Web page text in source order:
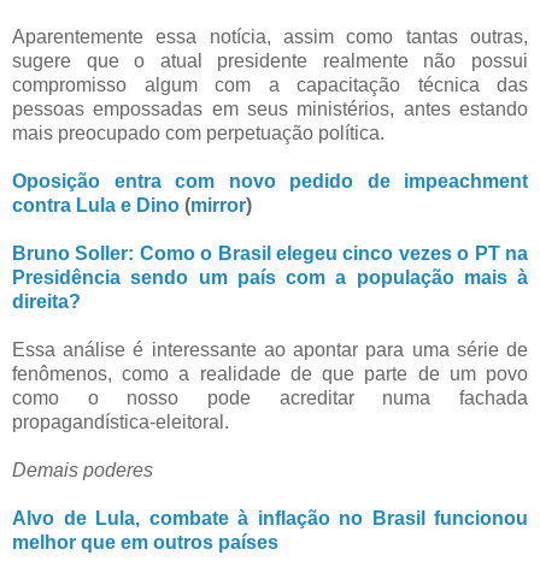
Aparentemente essa notícia, assim como tantas outras,
sugere que o atual presidente realmente não possui
compromisso algum com a capacitação técnica das
pessoas empossadas em seus ministérios, antes estando
mais preocupado com perpetuação política.
Oposição entra com novo pedido de impeachment
contra Lula e Dino (mirror)
Bruno Soller: Como o Brasil elegeu cinco vezes o PT na
Presidência sendo um país com a população mais à
direita?
Essa análise é interessante ao apontar para uma série de
fenômenos, como a realidade de que parte de um povo
como o nosso pode acreditar numa fachada
propagandística-eleitoral.
Demais poderes
Alvo de Lula, combate à inflação no Brasil funcionou
melhor que em outros países